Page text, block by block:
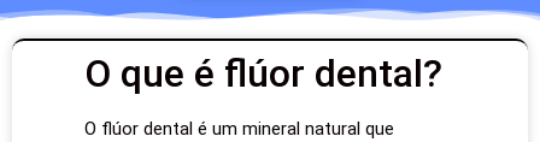
O que é flúor dental?
O flúor dental é um mineral natural que